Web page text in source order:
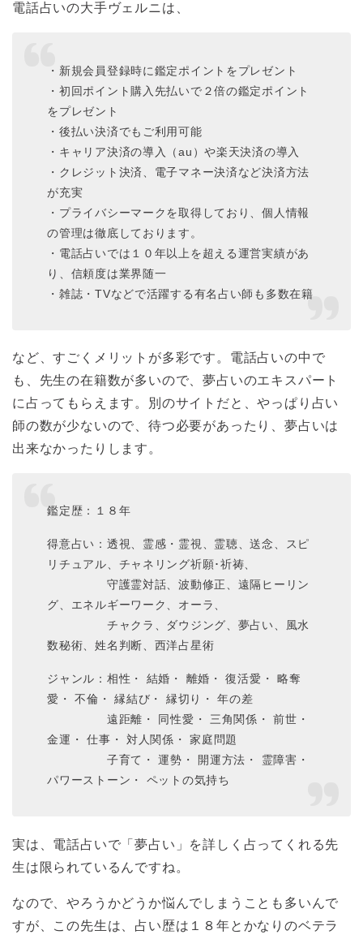
電話占いの大手ヴェルニは、
・新規会員登録時に鑑定ポイントをプレゼント
・初回ポイント購入先払いで２倍の鑑定ポイント
をプレゼント
・後払い決済でもご利用可能
・キャリア決済の導入（au）や楽天決済の導入
・クレジット決済、電子マネー決済など決済方法
が充実
・プライバシーマークを取得しており、個人情報
の管理は徹底しております。
・電話占いでは１０年以上を超える運営実績があ
り、信頼度は業界随一
・雑誌・TVなどで活躍する有名占い師も多数在籍
など、すごくメリットが多彩です。電話占いの中で
も、先生の在籍数が多いので、夢占いのエキスパート
に占ってもらえます。別のサイトだと、やっぱり占い
師の数が少ないので、待つ必要があったり、夢占いは
出来なかったりします。
鑑定歴：１８年
得意占い：透視、霊感・霊視、霊聴、送念、スピ
リチュアル、チャネリング祈願･祈祷、
守護霊対話、波動修正、遠隔ヒーリン
グ、エネルギーワーク、オーラ、
チャクラ、ダウジング、夢占い、風水
数秘術、姓名判断、西洋占星術
ジャンル：相性・ 結婚・ 離婚・ 復活愛・ 略奪
愛・ 不倫・ 縁結び・ 縁切り・ 年の差
遠距離・ 同性愛・ 三角関係・ 前世・
金運・ 仕事・ 対人関係・ 家庭問題
子育て・ 運勢・ 開運方法・ 霊障害・
パワーストーン・ ペットの気持ち
実は、電話占いで「夢占い」を詳しく占ってくれる先
生は限られているんですね。
なので、やろうかどうか悩んでしまうことも多いんで
すが、この先生は、占い歴は１８年とかなりのベテラ